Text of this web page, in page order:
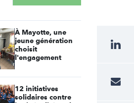
À Mayotte, une
jeune génération
choisit
l'engagement
12 initiatives
solidaires contre